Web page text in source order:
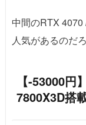
中間のRTX 4070
人気があるのだろ
【-53000
7800X3D搭